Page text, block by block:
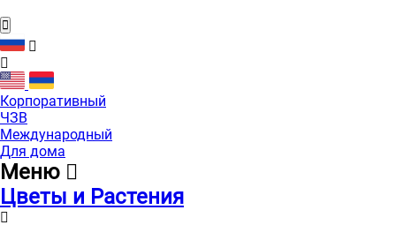
Корпоративный
ЧЗВ
Международный
Для дома
Меню
Цветы и Растения